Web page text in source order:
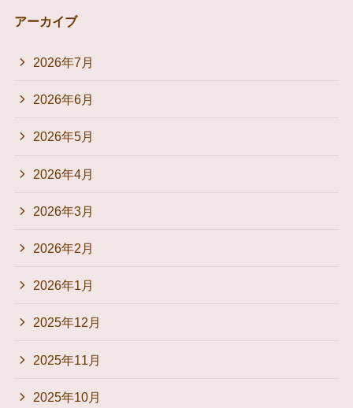
アーカイブ
2026年7月
2026年6月
2026年5月
2026年4月
2026年3月
2026年2月
2026年1月
2025年12月
2025年11月
2025年10月